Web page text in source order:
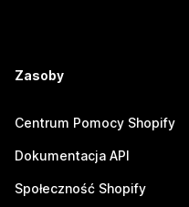
Zasoby
Centrum Pomocy Shopify
Dokumentacja API
Społeczność Shopify